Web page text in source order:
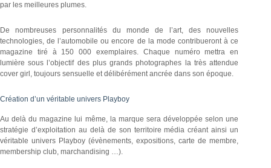
par les meilleures plumes.
De nombreuses personnalités du monde de l’art, des nouvelles
technologies, de l’automobile ou encore de la mode contribueront à ce
magazine tiré à 150 000 exemplaires. Chaque numéro mettra en
lumière sous l’objectif des plus grands photographes la très attendue
cover girl, toujours sensuelle et délibérément ancrée dans son époque.
Création d’un véritable univers Playboy
Au delà du magazine lui même, la marque sera développée selon une
stratégie d’exploitation au delà de son territoire média créant ainsi un
véritable univers Playboy (évènements, expositions, carte de membre,
membership club, marchandising …).